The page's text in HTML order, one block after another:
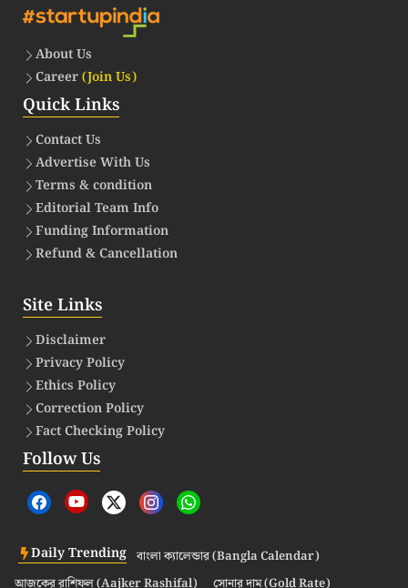
About Us
Career(Join Us)
Quick Links
Contact Us
Advertise With Us
Terms & condition
Editorial Team Info
Funding Information
Refund & Cancellation
Site Links
Disclaimer
Privacy Policy
Ethics Policy
Correction Policy
Fact Checking Policy
Follow Us
Daily Trending বাংলা ক্যালেন্ডার (Bangla Calendar)
আজকের রাশিফল (Aajker Rashifal)
সোনার দাম (Gold Rate)